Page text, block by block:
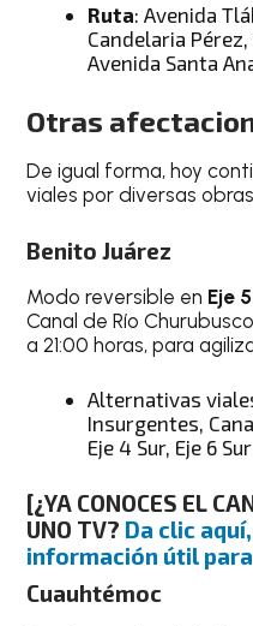
Ruta: Avenida
Candelaria
Avenida Santa
Otras
De igual forma, hoy
viales por diversas
Benito Juárez
Modo reversible en Eje
Canal de Río
a 21:00 horas, para
Alternativas
Insurgentes,
Eje 4 Sur, Eje 6
[¿YA CONOCES EL
UNO TV? Da clic
información útil
Cuauhtémoc